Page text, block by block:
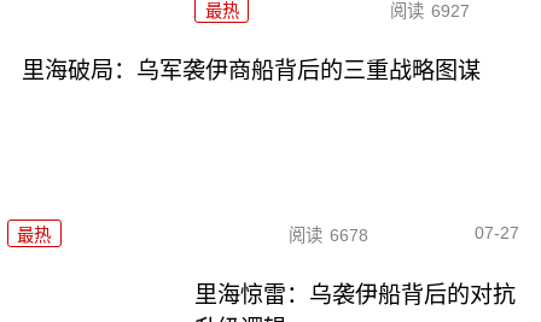
最热 阅读 6927
里海破局：乌军袭伊商船背后的三重战略图谋
最热 阅读 6678 07-27
里海惊雷：乌袭伊船背后的对抗